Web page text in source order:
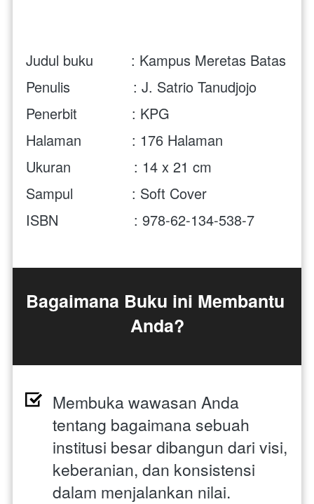
Judul buku         : Kampus Meretas Batas
Penulis               : J. Satrio Tanudjojo
Penerbit             : KPG
Halaman            : 176 Halaman
Ukuran               : 14 x 21 cm
Sampul              : Soft Cover
ISBN                  : 978-62-134-538-7
Bagaimana Buku ini Membantu
Anda?
Membuka wawasan Anda
tentang bagaimana sebuah
institusi besar dibangun dari visi,
keberanian, dan konsistensi
dalam menjalankan nilai.